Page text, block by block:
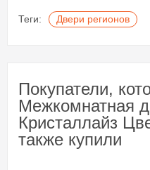
Теги: Двери регионов
Покупатели,
Межкомнатная
Кристаллайз
также купили